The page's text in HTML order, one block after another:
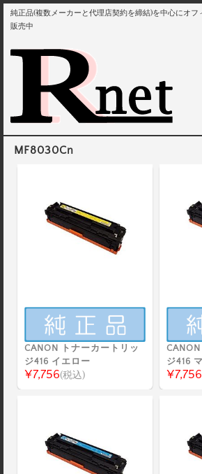
純正品(複数メーカーと代理店契約を締結)を中心にオフ
販売中
MF8030Cn
CANON トナーカートリッ
ジ416 イエロー
¥7,756(税込)
ジ416
¥7,756